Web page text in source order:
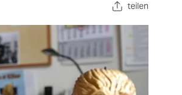
teilen